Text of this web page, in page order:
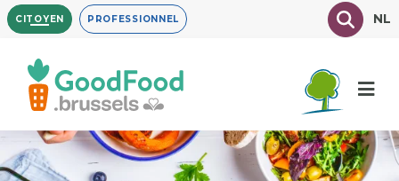
Aller
au
contenu
principal
CITOYEN PROFESSIONNEL TexteNL